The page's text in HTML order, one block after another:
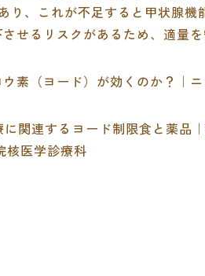
り、これが不足すると甲状腺
せるリスクがあるため、適量を
素（ヨード）が効くのか？｜
関連するヨード制限食と薬品
核医学診療科